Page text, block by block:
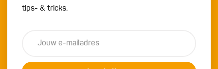
tips- & tricks.